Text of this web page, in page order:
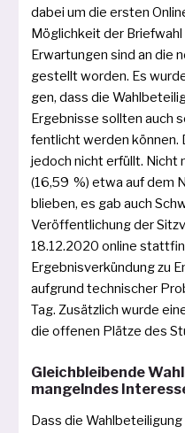
dabei um die ers­ten
Möglichkeit der
Erwartungen sind an die
gestellt wor­den. Es
gen, dass die
Ergebnisse soll­ten auch
fent­licht wer­den kön­nen.
jedoch nicht erfüllt. Nicht
(16,59 %) etwa auf dem
blie­ben, es gab auch
Veröffentlichung der
18.12.2020 online
Ergebnisverkündung zu
auf­grund tech­ni­scher
Tag. Zusätzlich wur­de
die offe­nen Plätze des
Gleichbleibende
mangelndes
Dass die